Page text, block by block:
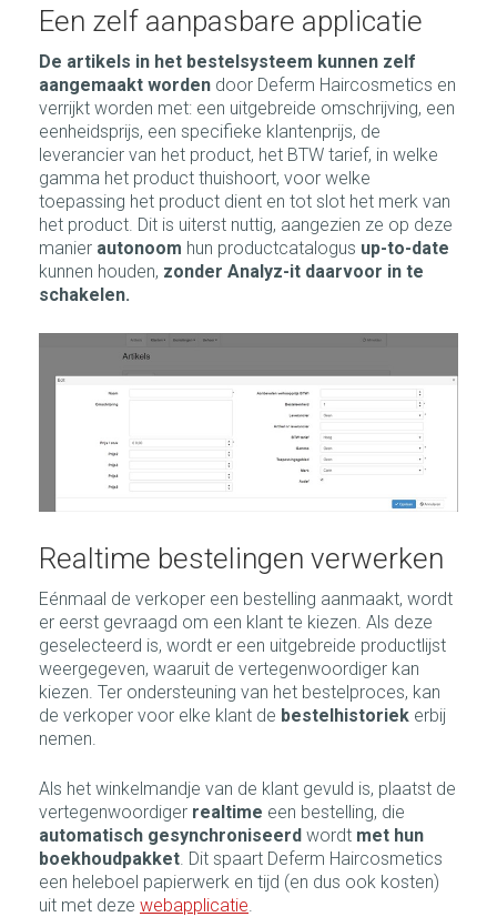
Een zelf aanpasbare applicatie
De artikels in het bestelsysteem kunnen zelf
aangemaakt worden door Deferm Haircosmetics en
verrijkt worden met: een uitgebreide omschrijving, een
eenheidsprijs, een specifieke klantenprijs, de
leverancier van het product, het BTW tarief, in welke
gamma het product thuishoort, voor welke
toepassing het product dient en tot slot het merk van
het product. Dit is uiterst nuttig, aangezien ze op deze
manier autonoom hun productcatalogus up-to-date
kunnen houden, zonder Analyz-it daarvoor in te
schakelen.
Realtime bestelingen verwerken
Eénmaal de verkoper een bestelling aanmaakt, wordt
er eerst gevraagd om een klant te kiezen. Als deze
geselecteerd is, wordt er een uitgebreide productlijst
weergegeven, waaruit de vertegenwoordiger kan
kiezen. Ter ondersteuning van het bestelproces, kan
de verkoper voor elke klant de bestelhistoriek erbij
nemen.
Als het winkelmandje van de klant gevuld is, plaatst de
vertegenwoordiger realtime een bestelling, die
automatisch gesynchroniseerd wordt met hun
boekhoudpakket . Dit spaart Deferm Haircosmetics
een heleboel papierwerk en tijd (en dus ook kosten)
uit met deze webapplicatie